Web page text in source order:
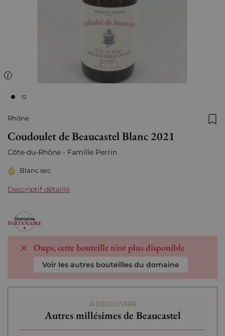
Rhône
Coudoulet de Beaucastel Blanc 2021
Côte-du-Rhône - Famille Perrin
Blanc sec
Descriptif détaillé
Oups, cette bouteille n’est plus disponible
Voir les autres bouteilles du domaine
À DÉCOUVRIR
Autres millésimes de Beaucastel